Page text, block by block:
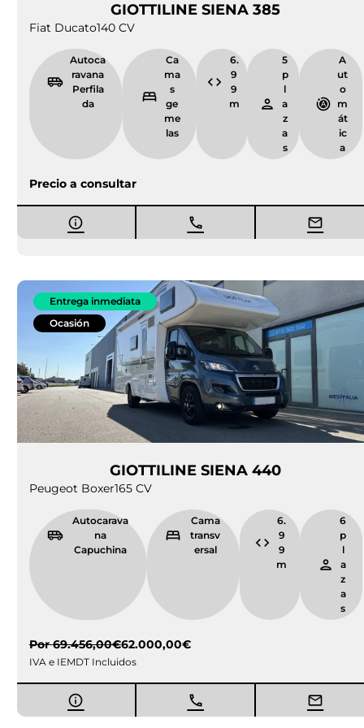
GIOTTILINE SIENA 385
Fiat Ducato140 CV
Autoca
ravana
Perfila
da
Ca
ma
s
ge
me
las
6.
9
9
m
5
p
l
a
z
a
s
A
ut
o
m
át
ic
a
Precio a consultar
Entrega inmediata
Ocasión
GIOTTILINE SIENA 440
Peugeot Boxer165 CV
Autocarava
na
Capuchina
Cama
transv
ersal
6.
9
9
m
6
p
l
a
z
a
s
Por69.456,00€62.000,00€
IVA e IEMDT Incluidos